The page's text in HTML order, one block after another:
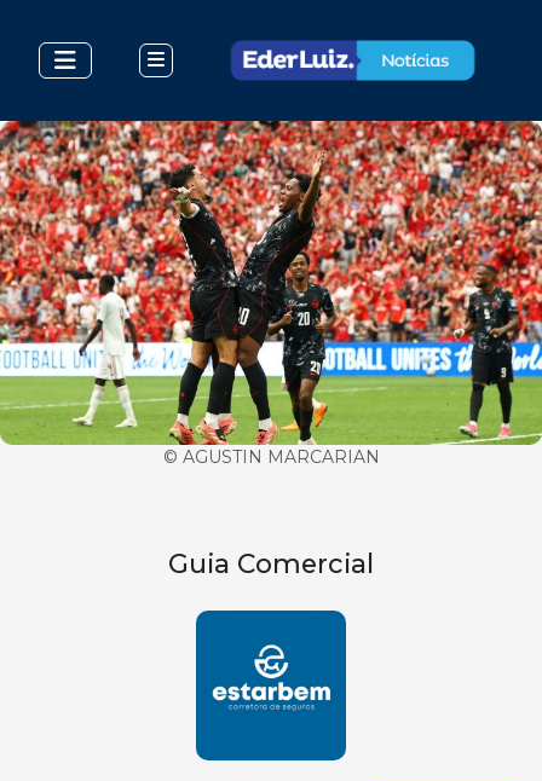
© AGUSTIN MARCARIAN
Guia Comercial